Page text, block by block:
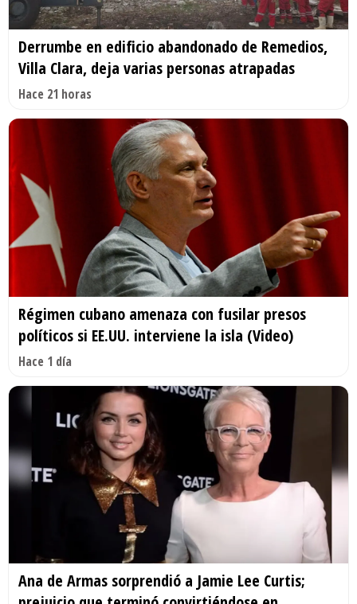
Derrumbe en edificio abandonado de Remedios,
Villa Clara, deja varias personas atrapadas
Hace 21 horas
Régimen cubano amenaza con fusilar presos
políticos si EE.UU. interviene la isla (Video)
Hace 1 día
Ana de Armas sorprendió a Jamie Lee Curtis;